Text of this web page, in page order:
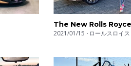
The New Rolls
2021/01/15 ロールスロイ